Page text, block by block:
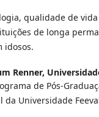
qualidade de
de longa
idosos.
Renner,
de Pós-
da Universidade